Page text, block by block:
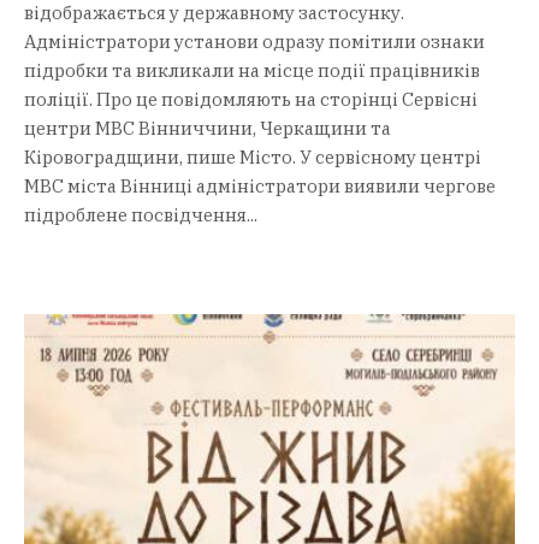
відображається у державному застосунку.
Адміністратори установи одразу помітили ознаки
підробки та викликали на місце події працівників
поліції. Про це повідомляють на сторінці Сервісні
центри МВС Вінниччини, Черкащини та
Кіровоградщини, пише Місто. У сервісному центрі
МВС міста Вінниці адміністратори виявили чергове
підроблене посвідчення...